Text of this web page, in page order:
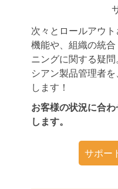
次々とロールアウ
機能や、組織の統
ニングに関する疑
シアン製品管理者
します！
お客様の状況に合
します。
サポー